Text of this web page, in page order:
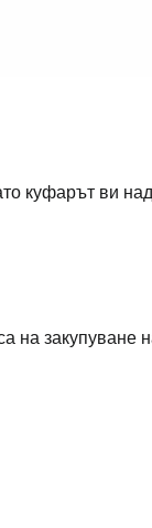
куфарът ви
на закупуване